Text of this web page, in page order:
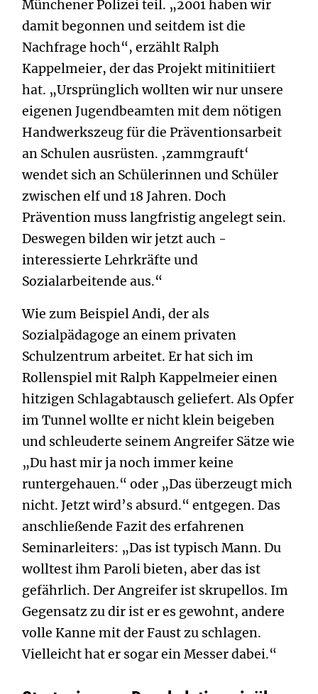
Münchener Polizei teil. „2001 haben wir
damit begonnen und seitdem ist die
Nachfrage hoch“, erzählt Ralph
Kappelmeier, der das Projekt mit­initiiert
hat. „Ursprünglich wollten wir nur unsere
eigenen Jugendbeamten mit dem nötigen
Handwerkszeug für die Präventionsarbeit
an Schulen ausrüsten. ‚zammgrauft‘
wendet sich an Schülerinnen und Schüler
zwischen elf und 18 Jahren. Doch
Prävention muss langfristig angelegt sein.
Deswegen bilden wir jetzt auch ­
interessierte Lehrkräfte und
Sozialarbeitende aus.“
Wie zum Beispiel Andi, der als
Sozialpädagoge an ­einem privaten
Schulzentrum arbeitet. Er hat sich im
Rollenspiel mit Ralph Kappelmeier einen
hitzigen Schlagabtausch geliefert. Als Opfer
im Tunnel wollte er nicht klein beigeben
und schleuderte seinem Angreifer Sätze wie
„Du hast mir ja noch immer keine
runtergehauen.“ oder „Das überzeugt mich
nicht. Jetzt wird’s absurd.“ entgegen. Das
anschließende Fazit des erfahrenen
Seminarleiters: „Das ist typisch Mann. Du
wolltest ihm Paroli bieten, aber das ist
gefährlich. Der Angreifer ist skrupellos. Im
Gegensatz zu dir ist er es gewohnt, andere
volle Kanne mit der Faust zu schlagen.
Vielleicht hat er sogar ein Messer dabei.“